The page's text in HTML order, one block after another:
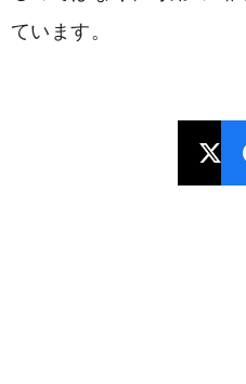
ています。